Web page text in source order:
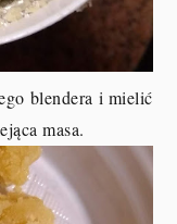
blendera i mielić
masa.